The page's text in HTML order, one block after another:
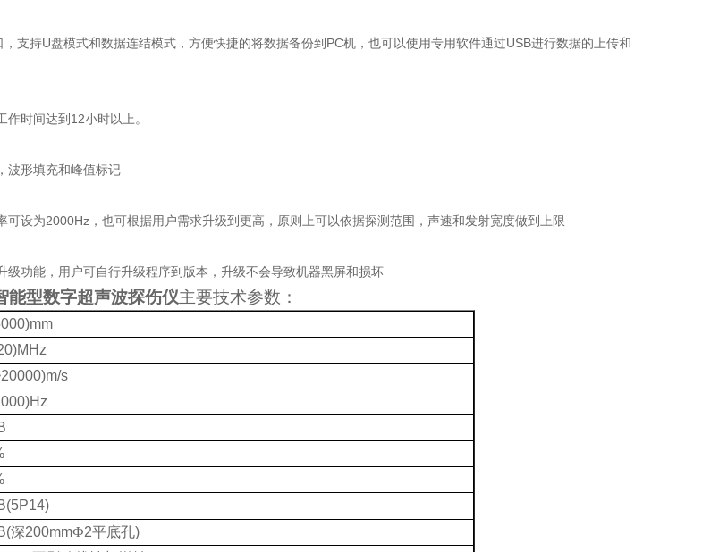
，支持U盘模式和数据连结模式，方便快捷的将数据备份到 PC机，也可以使用专用软件通过USB进行数据的上传和
作时间达到 12小时以上。
波形填充和峰值标记
可设为2000Hz ，也可根据用户需求升级到更高，原则上可以依据探测范围，声速和发射宽度做到上限
级功能，用户可自行升级程序到版本，升级不会导致机器黑屏和损坏
能型数字超声波探伤仪主要技术参数：
s
深200mmФ2平底孔)